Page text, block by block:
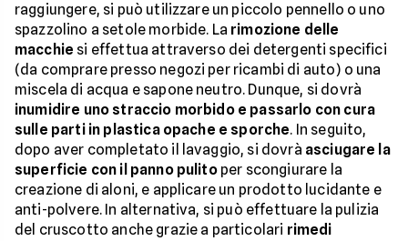
raggiungere, si può utilizzare un piccolo pennello o uno
spazzolino a setole morbide. La rimozione delle
macchie si effettua attraverso dei detergenti specifici
(da comprare presso negozi per ricambi di auto) o una
miscela di acqua e sapone neutro. Dunque, si dovrà
inumidire uno straccio morbido e passarlo con cura
sulle parti in plastica opache e sporche. In seguito,
dopo aver completato il lavaggio, si dovrà asciugare la
superficie con il panno pulitoper scongiurare la
creazione di aloni, e applicare un prodotto lucidante e
anti-polvere. In alternativa, si può effettuare la pulizia
del cruscotto anche grazie a particolari rimedi